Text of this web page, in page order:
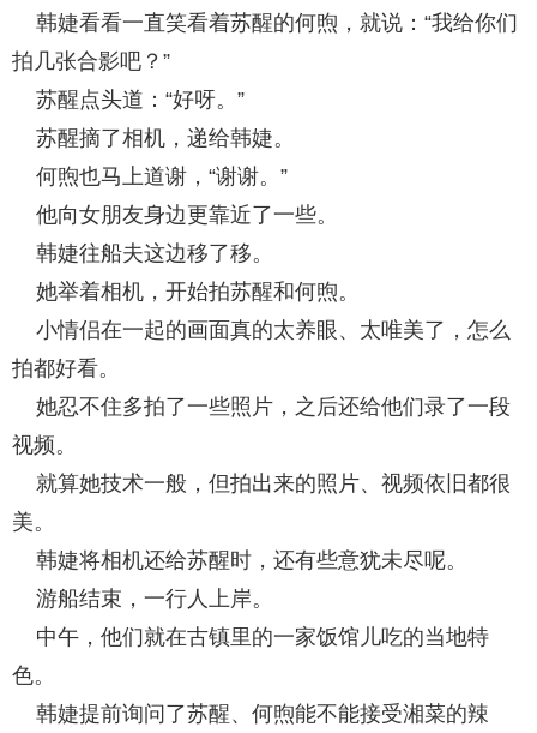
韩婕看看一直笑看着苏醒的何煦，就说：“我给你们
拍几张合影吧？”
苏醒点头道：“好呀。”
苏醒摘了相机，递给韩婕。
何煦也马上道谢，“谢谢。”
他向女朋友身边更靠近了一些。
韩婕往船夫这边移了移。
她举着相机，开始拍苏醒和何煦。
小情侣在一起的画面真的太养眼、太唯美了，怎么
拍都好看。
她忍不住多拍了一些照片，之后还给他们录了一段
视频。
就算她技术一般，但拍出来的照片、视频依旧都很
美。
韩婕将相机还给苏醒时，还有些意犹未尽呢。
游船结束，一行人上岸。
中午，他们就在古镇里的一家饭馆儿吃的当地特
色。
韩婕提前询问了苏醒、何煦能不能接受湘菜的辣